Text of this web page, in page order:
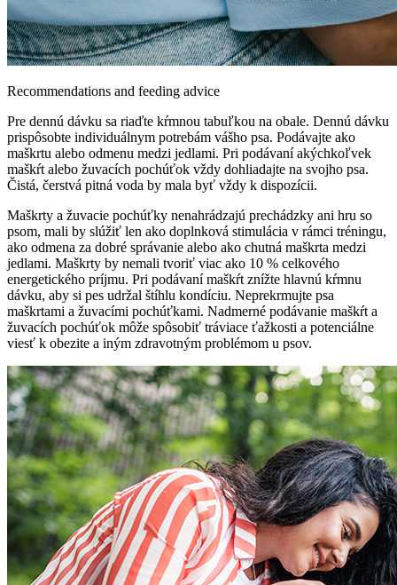
Recommendations and feeding advice
Pre dennú dávku sa riaďte kŕmnou tabuľkou na obale. Dennú dávku
prispôsobte individuálnym potrebám vášho psa. Podávajte ako
maškrtu alebo odmenu medzi jedlami. Pri podávaní akýchkoľvek
maškŕt alebo žuvacích pochúťok vždy dohliadajte na svojho psa.
Čistá, čerstvá pitná voda by mala byť vždy k dispozícii.
Maškrty a žuvacie pochúťky nenahrádzajú prechádzky ani hru so
psom, mali by slúžiť len ako doplnková stimulácia v rámci tréningu,
ako odmena za dobré správanie alebo ako chutná maškrta medzi
jedlami. Maškrty by nemali tvoriť viac ako 10 % celkového
energetického príjmu. Pri podávaní maškŕt znížte hlavnú kŕmnu
dávku, aby si pes udržal štíhlu kondíciu. Neprekrmujte psa
maškrtami a žuvacími pochúťkami. Nadmerné podávanie maškŕt a
žuvacích pochúťok môže spôsobiť tráviace ťažkosti a potenciálne
viesť k obezite a iným zdravotným problémom u psov.